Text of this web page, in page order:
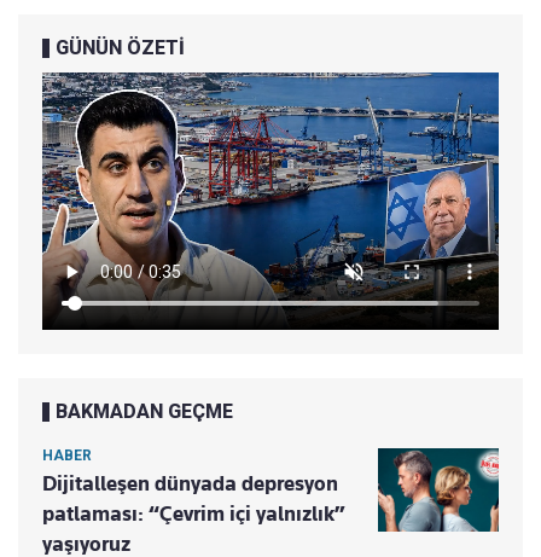
GÜNÜN ÖZETİ
BAKMADAN GEÇME
HABER
Dijitalleşen dünyada depresyon
patlaması: “Çevrim içi yalnızlık”
yaşıyoruz